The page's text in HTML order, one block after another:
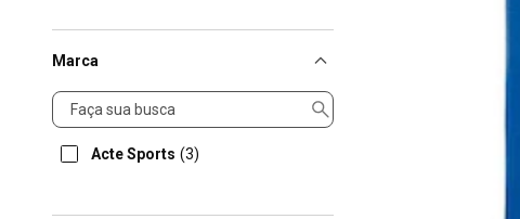
Marca
Marca
Acte Sports (3)